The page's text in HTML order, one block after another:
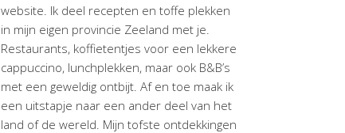
website. Ik deel recepten en toffe plekken
in mijn eigen provincie Zeeland met je.
Restaurants, koffietentjes voor een lekkere
cappuccino, lunchplekken, maar ook B&B’s
met een geweldig ontbijt. Af en toe maak ik
een uitstapje naar een ander deel van het
land of de wereld. Mijn tofste ontdekkingen